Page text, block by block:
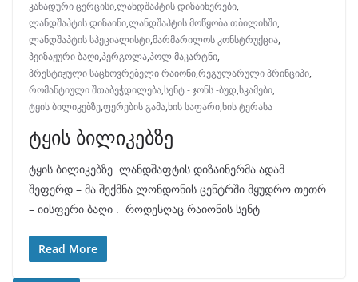
კანადური ცერცისი,ლანდშაპტის დიზაინერები,
ლანდშაპტის დიზაინი,ლანდშაპტის მოწყობა თბილისში,
ლანდშაპტის სპეციალისტი,მარმარილოს კონსტრუქცია,
პეიზაჟური ბაღი,პერგოლა,პოლ მაკარტნი,
პრესტიჟული საცხოვრებელი რაიონი,რეგულარული პრინციპი,
რომანტიული შთაბეჭდილება,სენტ - ჯონს -ბუდ,სკამები,
ტყის ბილიკებზე,ფერების გამა,ხის საფარი,ხის ტერასა
ტყის ბილიკებზე
ტყის ბილიკებზე ლანდშაფტის დიზაინერმა ადამ
შეფერდ – მა შექმნა ლონდონის ცენტრში მყუდრო თეთრ
– იისფერი ბაღი . როდესღაც რაიონის სენტ
Read More